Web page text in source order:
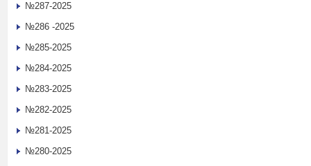
№287-2025
№286 -2025
№285-2025
№284-2025
№283-2025
№282-2025
№281-2025
№280-2025